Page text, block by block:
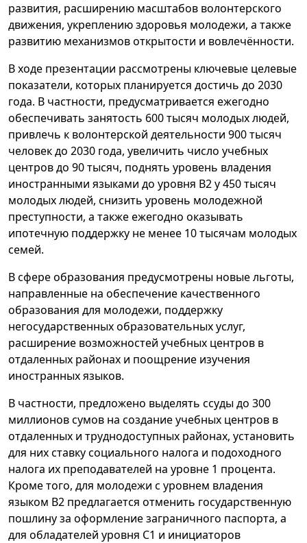
развития, расширению масштабов волонтерского
движения, укреплению здоровья молодежи, а также
развитию механизмов открытости и вовлечённости.
В ходе презентации рассмотрены ключевые целевые
показатели, которых планируется достичь до 2030
года. В частности, предусматривается ежегодно
обеспечивать занятость 600 тысяч молодых людей,
привлечь к волонтерской деятельности 900 тысяч
человек до 2030 года, увеличить число учебных
центров до 90 тысяч, поднять уровень владения
иностранными языками до уровня B2 у 450 тысяч
молодых людей, снизить уровень молодежной
преступности, а также ежегодно оказывать
ипотечную поддержку не менее 10 тысячам молодых
семей.
В сфере образования предусмотрены новые льготы,
направленные на обеспечение качественного
образования для молодежи, поддержку
негосударственных образовательных услуг,
расширение возможностей учебных центров в
отдаленных районах и поощрение изучения
иностранных языков.
В частности, предложено выделять ссуды до 300
миллионов сумов на создание учебных центров в
отдаленных и труднодоступных районах, установить
для них ставку социального налога и подоходного
налога их преподавателей на уровне 1 процента.
Кроме того, для молодежи с уровнем владения
языком B2 предлагается отменить государственную
пошлину за оформление заграничного паспорта, а
для обладателей уровня C1 и инициаторов